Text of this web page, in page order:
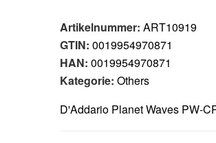
Artikelnummer: ART10919
GTIN: 0019954970871
HAN: 0019954970871
Kategorie: Others
D'Addario Planet Waves PW-